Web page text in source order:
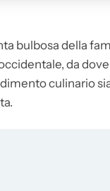
bulbosa della
da
culinario